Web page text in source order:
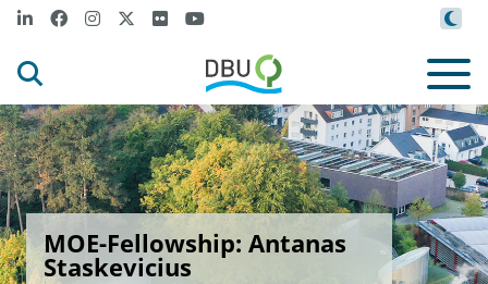
MOE-Fellowship: Antanas
Staskevicius